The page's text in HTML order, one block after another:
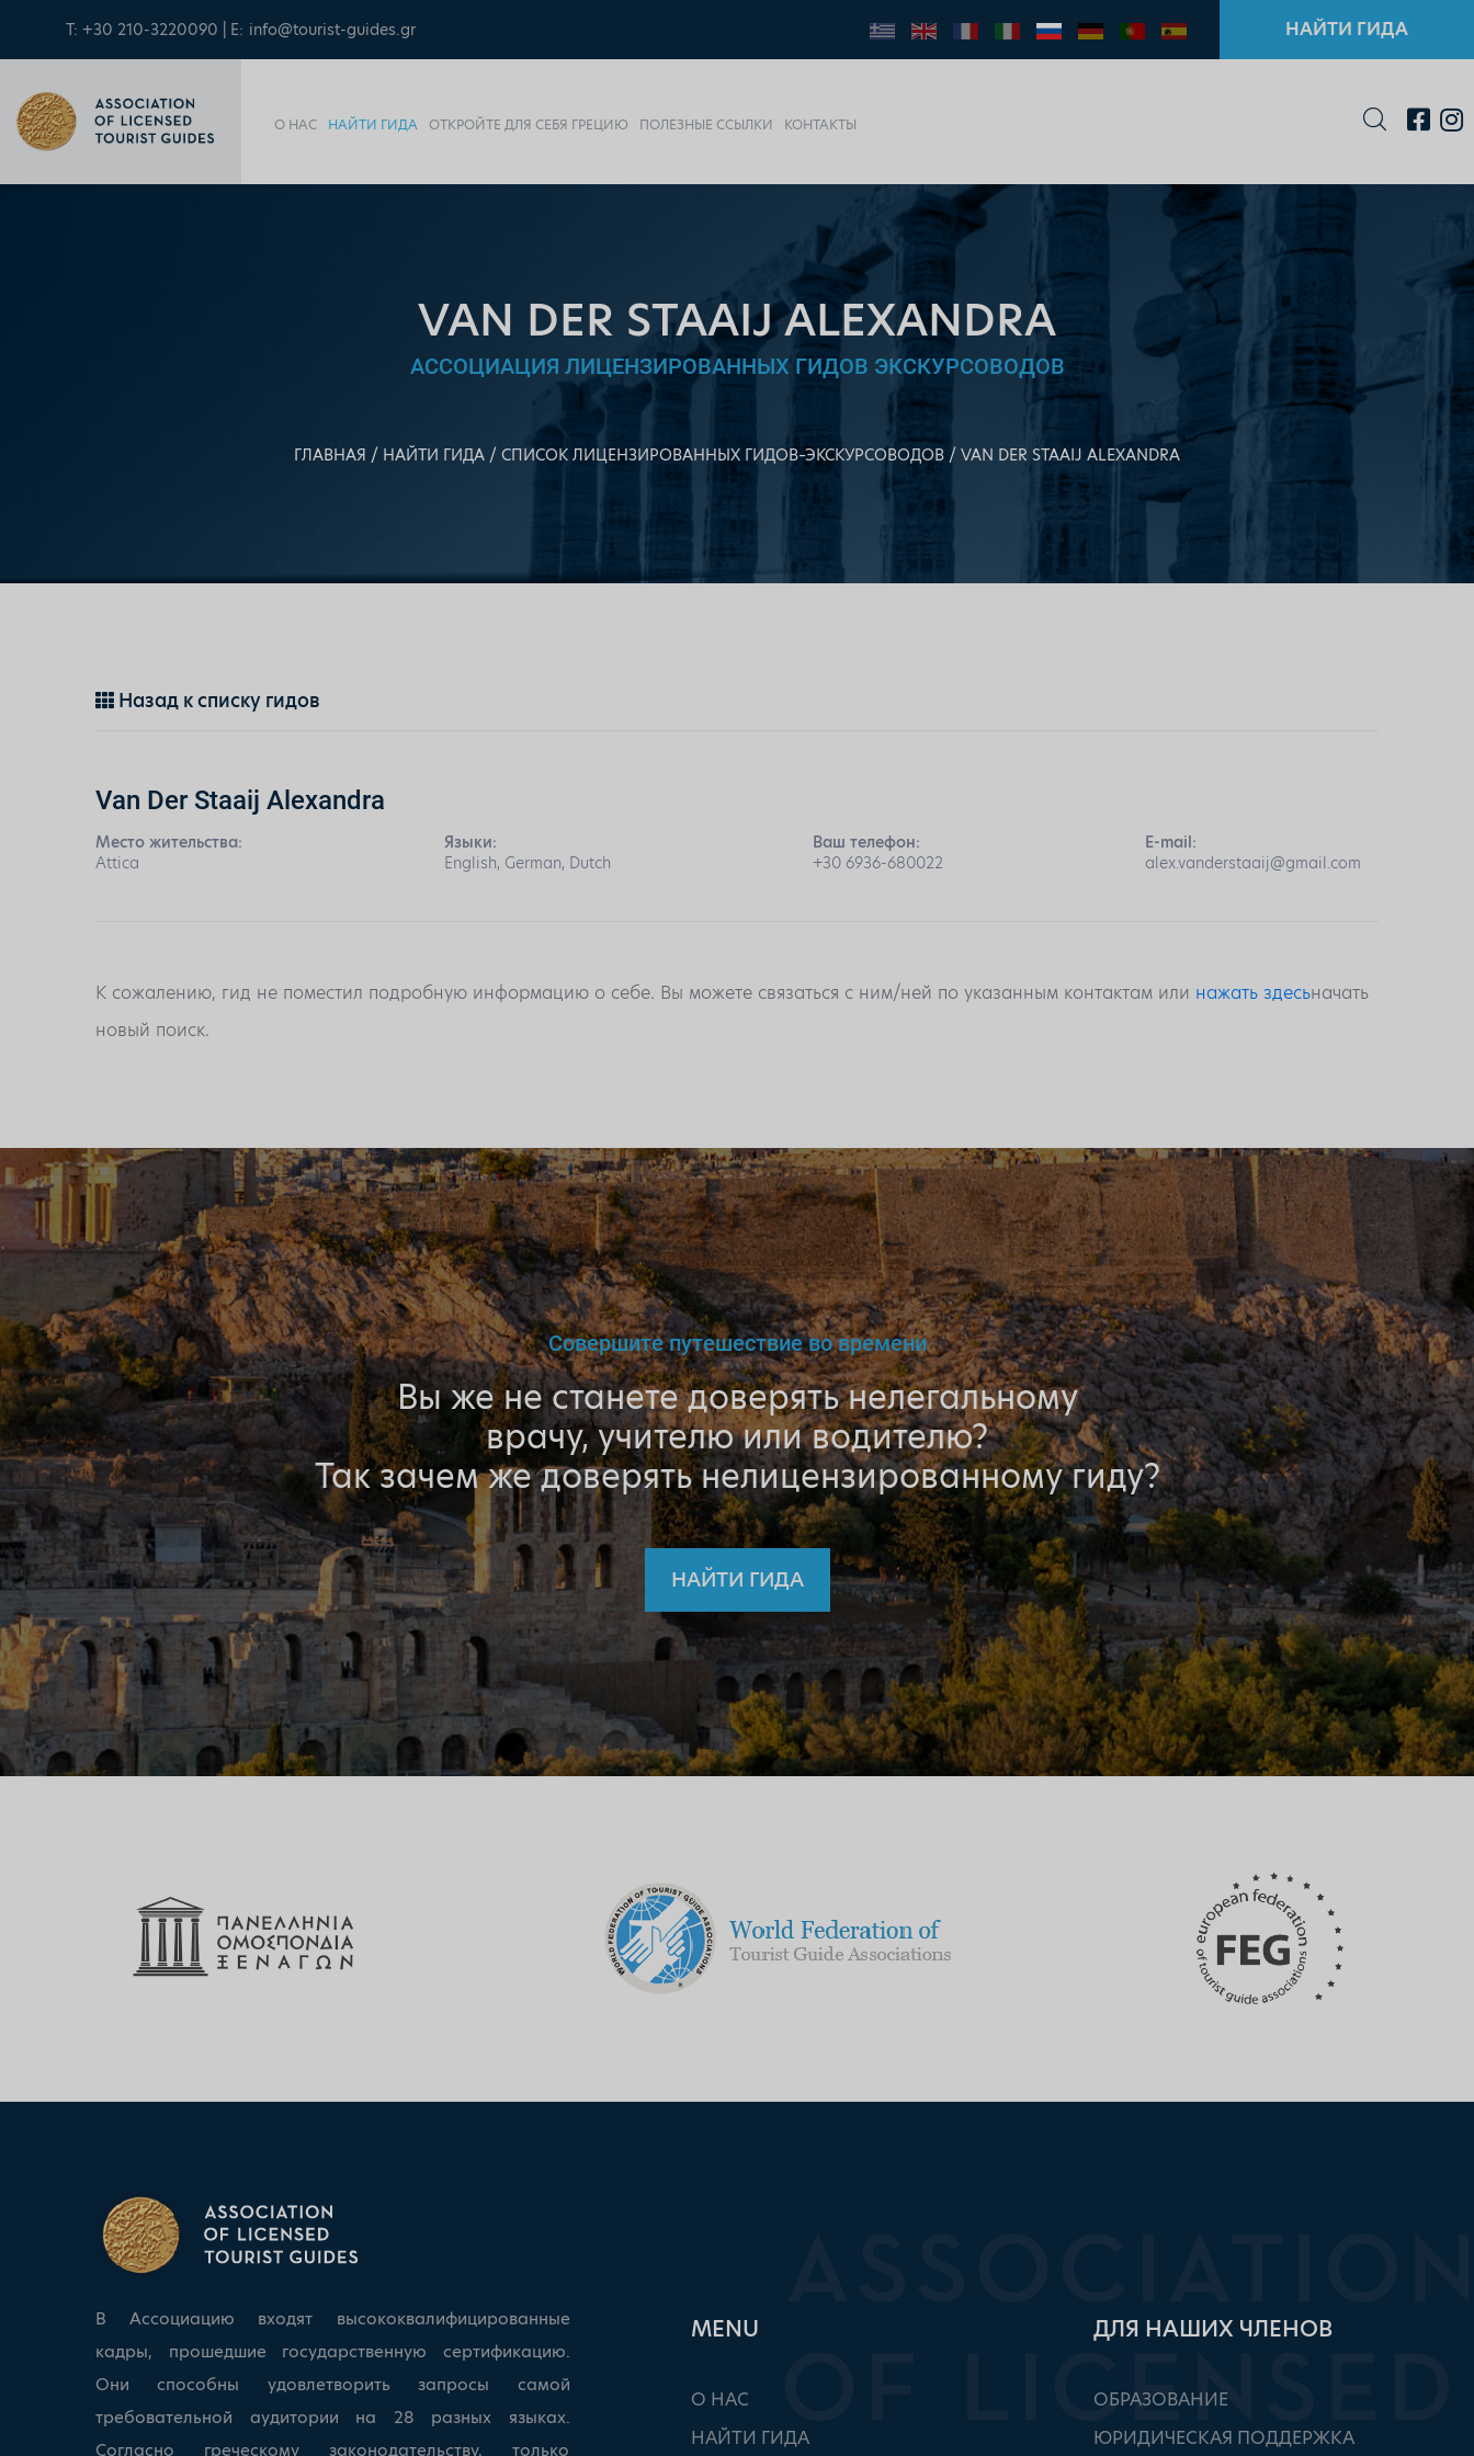
T: +30 210-3220090 | E: info@tourist-guides.gr НАЙТИ ГИДА
О НАС НАЙТИ ГИДА ОТКРОЙТЕ ДЛЯ СЕБЯ ГРЕЦИЮ ПОЛЕЗНЫЕ ССЫЛКИ КОНТАКТЫ
VAN DER STAAIJ ALEXANDRA
АССОЦИАЦИЯ ЛИЦЕНЗИРОВАННЫХ ГИДОВ ЭКСКУРСОВОДОВ
ГЛАВНАЯ НАЙТИ ГИДА СПИСОК ЛИЦЕНЗИРОВАННЫХ ГИДОВ–ЭКСКУРСОВОДОВ VAN DER STAAIJ ALEXANDRA
Назад к списку гидов
Van Der Staaij Alexandra
Место жительства:
Attica
Языки:
English, German, Dutch
Ваш телефон:
+30 6936-680022
E-mail:
alex.vanderstaaij@gmail.com
К сожалению, гид не поместил подробную информацию о себе. Вы можете связаться с ним/ней по указанным контактам или нажать здесьначать
новый поиск.
Совершите путешествие во времени
Вы же не станете доверять нелегальному
врачу, учителю или водителю?
Так зачем же доверять нелицензированному гиду?
НАЙТИ ГИДА
В Ассоциацию входят высококвалифицированные
кадры, прошедшие государственную сертификацию.
Они способны удовлетворить запросы самой
требовательной аудитории на 28 разных языках.
Согласно греческому законодательству, только
ΜΕΝU
О НАС
НАЙТИ ГИДА
ДЛЯ НАШИХ ЧЛЕНОВ
ОБРАЗОВАНИЕ
ЮРИДИЧЕСКАЯ ПОДДЕРЖКА